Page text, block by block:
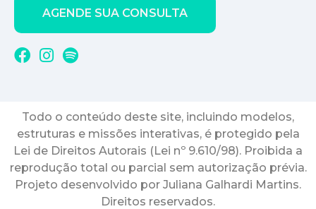
AGENDE SUA CONSULTA
Todo o conteúdo deste site, incluindo modelos,
estruturas e missões interativas, é protegido pela
Lei de Direitos Autorais (Lei nº 9.610/98). Proibida a
reprodução total ou parcial sem autorização prévia.
Projeto desenvolvido por Juliana Galhardi Martins.
Direitos reservados.